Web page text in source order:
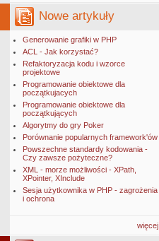
Nowe artykuły
Generowanie grafiki w PHP
ACL - Jak korzystać?
Refaktoryzacja kodu i wzorce
projektowe
Programowanie obiektowe dla
początkujacych
Programowanie obiektowe dla
początkujących
Algorytmy do gry Poker
Porównanie popularnych framework'ów
Powszechne standardy kodowania -
Czy zawsze pożyteczne?
XML - morze możliwości - XPath,
XPointer, XInclude
Sesja użytkownika w PHP - zagrożenia
i ochrona
więcej